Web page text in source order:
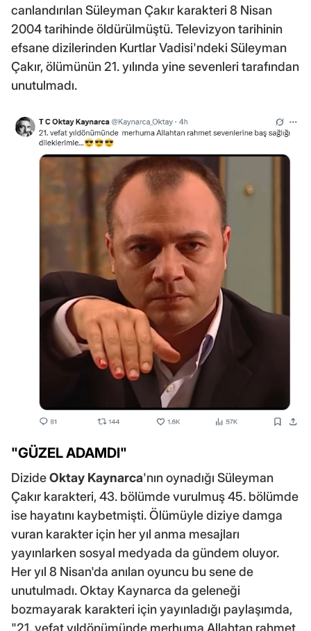
canlandırılan Süleyman Çakır karakteri 8 Nisan
2004 tarihinde öldürülmüştü. Televizyon tarihinin
efsane dizilerinden Kurtlar Vadisi'ndeki Süleyman
Çakır, ölümünün 21. yılında yine sevenleri tarafından
unutulmadı.
"GÜZEL ADAMDI"
DizideOktay Kaynarca'nın oynadığı Süleyman
Çakır karakteri, 43. bölümde vurulmuş 45. bölümde
ise hayatını kaybetmişti. Ölümüyle diziye damga
vuran karakter için her yıl anma mesajları
yayınlarken sosyal medyada da gündem oluyor.
Her yıl 8 Nisan'da anılan oyuncu bu sene de
unutulmadı. Oktay Kaynarca da geleneği
bozmayarak karakteri için yayınladığı paylaşımda,
"21. vefat yıldönümünde merhuma Allahtan rahmet